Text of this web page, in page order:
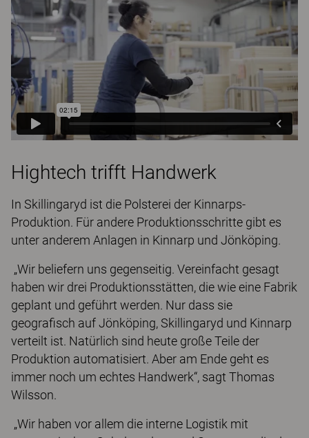
Hightech trifft Handwerk
In Skillingaryd ist die Polsterei der Kinnarps-
Produktion. Für andere Produktionsschritte gibt es
unter anderem Anlagen in Kinnarp und Jönköping.
„Wir beliefern uns gegenseitig. Vereinfacht gesagt
haben wir drei Produktionsstätten, die wie eine Fabrik
geplant und geführt werden. Nur dass sie
geografisch auf Jönköping, Skillingaryd und Kinnarp
verteilt ist. Natürlich sind heute große Teile der
Produktion automatisiert. Aber am Ende geht es
immer noch um echtes Handwerk“, sagt Thomas
Wilsson.
„Wir haben vor allem die interne Logistik mit